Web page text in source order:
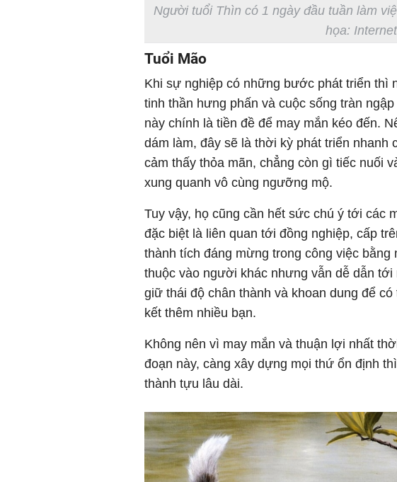
Người tuổi Thìn có 1 ngày đầu tuần làm
họa: Internet
Tuổi Mão
Khi sự nghiệp có những bước phát triển thì
tinh thần hưng phấn và cuộc sống tràn
này chính là tiền đề để may mắn kéo đến.
dám làm, đây sẽ là thời kỳ phát triển nhanh
cảm thấy thỏa mãn, chẳng còn gì tiếc nuối
xung quanh vô cùng ngưỡng mộ.
Tuy vậy, họ cũng cần hết sức chú ý tới các
đặc biệt là liên quan tới đồng nghiệp, cấp
thành tích đáng mừng trong công việc bằng
thuộc vào người khác nhưng vẫn dễ dẫn
giữ thái độ chân thành và khoan dung để
kết thêm nhiều bạn.
Không nên vì may mắn và thuận lợi nhất
đoạn này, càng xây dựng mọi thứ ổn định
thành tựu lâu dài.